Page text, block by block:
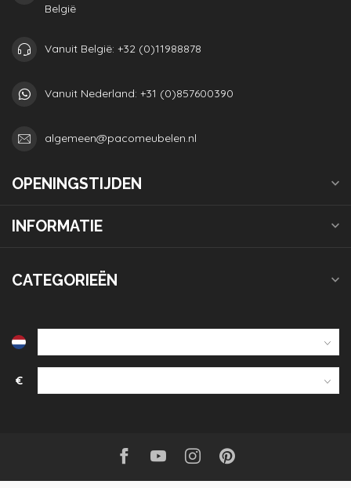
België
Vanuit België: +32 (0)11988878
Vanuit Nederland: +31 (0)857600390
algemeen@pacomeubelen.nl
OPENINGSTIJDEN
INFORMATIE
CATEGORIEËN
€